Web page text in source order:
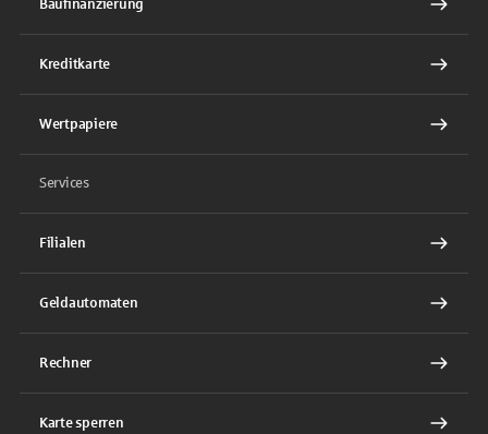
Baufinanzierung
Kreditkarte
Wertpapiere
Services
Filialen
Geldautomaten
Rechner
Karte sperren